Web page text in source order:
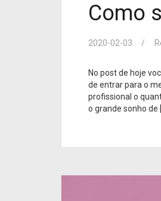
Como
2020-02-03
No post de hoje
de entrar para o
profissional o
o grande sonho de